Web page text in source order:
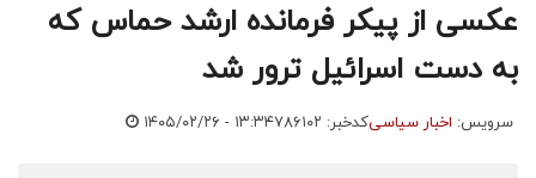
عکسی از پیکر فرمانده ارشد حماس که
به دست اسرائیل ترور شد
سرویس: اخبار سیاسیکدخبر: ۷۸۶۱۰۲ ۱۴۰۵/۰۲/۲۶ - ۱۳:۳۴